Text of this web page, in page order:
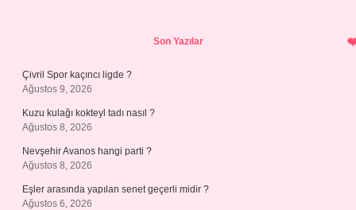
Son Yazılar
Çivril Spor kaçıncı ligde ?
Ağustos 9, 2026
Kuzu kulağı kokteyl tadı nasıl ?
Ağustos 8, 2026
Nevşehir Avanos hangi parti ?
Ağustos 8, 2026
Eşler arasında yapılan senet geçerli midir ?
Ağustos 6, 2026